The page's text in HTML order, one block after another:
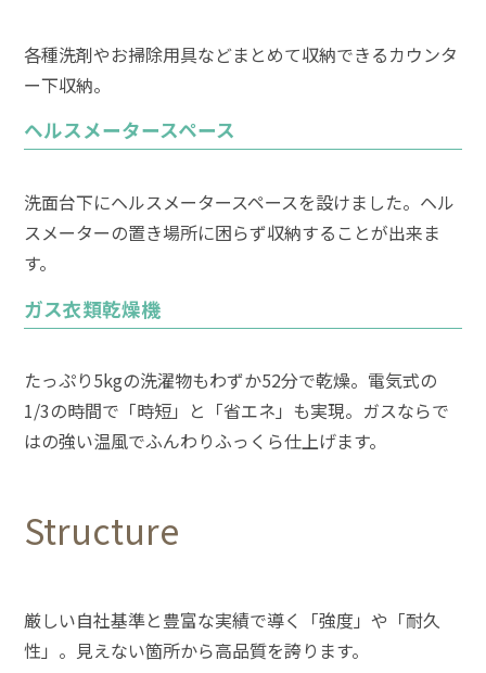
各種洗剤やお掃除用具などまとめて収納できるカウンタ
ー下収納。
ヘルスメータースペース
洗面台下にヘルスメータースペースを設けました。ヘル
スメーターの置き場所に困らず収納することが出来ま
す。
ガス衣類乾燥機
たっぷり5kgの洗濯物もわずか52分で乾燥。電気式の
1/3の時間で「時短」と「省エネ」も実現。ガスならで
はの強い温風でふんわりふっくら仕上げます。
Structure
厳しい自社基準と豊富な実績で導く「強度」や「耐久
性」。見えない箇所から高品質を誇ります。